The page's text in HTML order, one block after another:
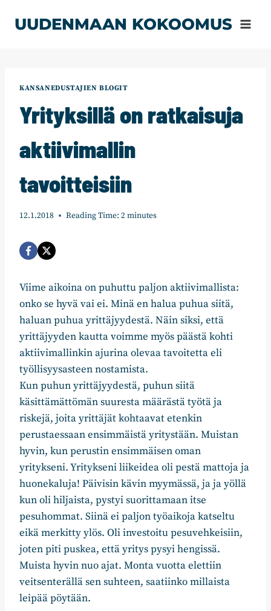
sisältöön
UUDENMAAN KOKOOMUS
KANSANEDUSTAJIEN BLOGIT
Yrityksillä on ratkaisuja
aktiivimallin
tavoitteisiin
12.1.2018 Reading Time: 2minutes
Viime aikoina on puhuttu paljon aktiivimallista:
onko se hyvä vai ei. Minä en halua puhua siitä,
haluan puhua yrittäjyydestä. Näin siksi, että
yrittäjyyden kautta voimme myös päästä kohti
aktiivimallinkin ajurina olevaa tavoitetta eli
työllisyysasteen nostamista.
Kun puhun yrittäjyydestä, puhun siitä
käsittämättömän suuresta määrästä työtä ja
riskejä, joita yrittäjät kohtaavat etenkin
perustaessaan ensimmäistä yritystään. Muistan
hyvin, kun perustin ensimmäisen oman
yritykseni. Yritykseni liikeidea oli pestä mattoja ja
huonekaluja! Päivisin kävin myymässä, ja ja yöllä
kun oli hiljaista, pystyi suorittamaan itse
pesuhommat. Siinä ei paljon työaikoja katseltu
eikä merkitty ylös. Oli investoitu pesuvehkeisiin,
joten piti puskea, että yritys pysyi hengissä.
Muista hyvin nuo ajat. Monta vuotta elettiin
veitsenterällä sen suhteen, saatiinko millaista
leipää pöytään.